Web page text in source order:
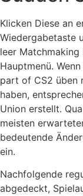
Klicken Diese an
Wiedergabetaste
leer
Hauptmenü.
part of CS2 üben
haben,
Union erstellt.
meisten
bedeutende
ein.
Nachfolgende
abgedeckt,